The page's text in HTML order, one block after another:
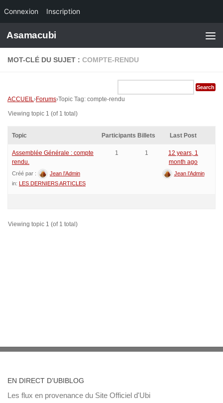
Connexion Inscription
Skip to content
Asamacubi
MOT-CLÉ DU SUJET : COMPTE-RENDU
ACCUEIL›Forums›Topic Tag: compte-rendu
Viewing topic 1 (of 1 total)
Topic Participants Billets Last Post
Assemblée Générale : compte
rendu.
Créé par :
Jean l’Admin
in: LES DERNIERS ARTICLES
1 1
12 years, 1
month ago
Jean l’Admin
Viewing topic 1 (of 1 total)
EN DIRECT D’UBIBLOG
Les flux en provenance du Site Officiel d'Ubi